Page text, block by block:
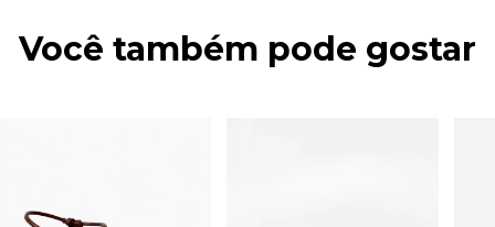
Você também pode gostar